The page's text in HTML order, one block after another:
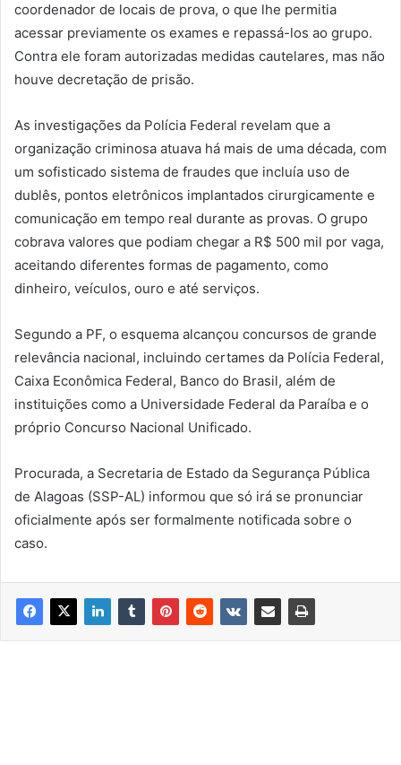
coordenador de locais de prova, o que lhe permitia
acessar previamente os exames e repassá-los ao grupo.
Contra ele foram autorizadas medidas cautelares, mas não
houve decretação de prisão.
As investigações da Polícia Federal revelam que a
organização criminosa atuava há mais de uma década, com
um sofisticado sistema de fraudes que incluía uso de
dublês, pontos eletrônicos implantados cirurgicamente e
comunicação em tempo real durante as provas. O grupo
cobrava valores que podiam chegar a R$ 500 mil por vaga,
aceitando diferentes formas de pagamento, como
dinheiro, veículos, ouro e até serviços.
Segundo a PF, o esquema alcançou concursos de grande
relevância nacional, incluindo certames da Polícia Federal,
Caixa Econômica Federal, Banco do Brasil, além de
instituições como a Universidade Federal da Paraíba e o
próprio Concurso Nacional Unificado.
Procurada, a Secretaria de Estado da Segurança Pública
de Alagoas (SSP-AL) informou que só irá se pronunciar
oficialmente após ser formalmente notificada sobre o
caso.